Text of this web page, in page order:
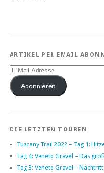
ARTIKEL PER EMAIL
E-
Mail-
AdresseAbonnieren
DIE LETZTEN TOUREN
Tuscany Trail 2022 – Tag 1:
Tag 4: Veneto Gravel – Das
Tag 3: Veneto Gravel –